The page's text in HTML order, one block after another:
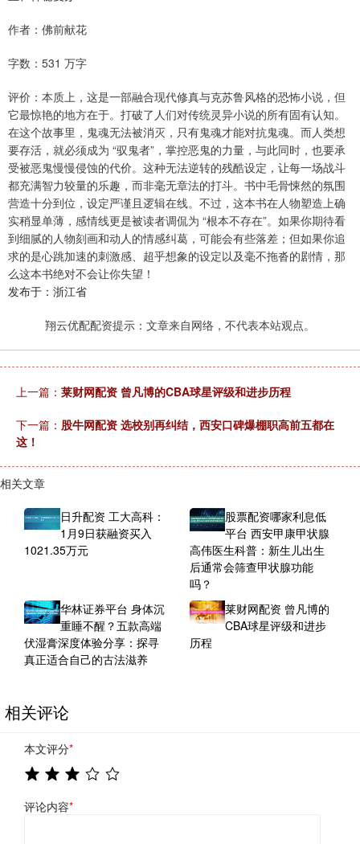
作者：佛前献花
字数：531 万字
评价：本质上，这是一部融合现代修真与克苏鲁风格的恐怖小说，但
它最惊艳的地方在于。打破了人们对传统灵异小说的所有固有认知。
在这个故事里，鬼魂无法被消灭，只有鬼魂才能对抗鬼魂。而人类想
要存活，就必须成为 “驭鬼者”，掌控恶鬼的力量，与此同时，也要承
受被恶鬼慢慢侵蚀的代价。这种无法逆转的残酷设定，让每一场战斗
都充满智力较量的乐趣，而非毫无章法的打斗。书中毛骨悚然的氛围
营造十分到位，设定严谨且逻辑在线。不过，这本书在人物塑造上确
实稍显单薄，感情线更是被读者调侃为 “根本不存在”。如果你期待看
到细腻的人物刻画和动人的情感纠葛，可能会有些落差；但如果你追
求的是心跳加速的刺激感、超乎想象的设定以及毫不拖沓的剧情，那
么这本书绝对不会让你失望！
发布于：浙江省
翔云优配配资提示：文章来自网络，不代表本站观点。
上一篇： 莱财网配资 曾凡博的CBA球星评级和进步历程
下一篇： 股牛网配资 选校别再纠结，西安口碑爆棚职高前五都在
这！
相关文章
日升配资 工大高科：
1月9日获融资买入
1021.35万元
股票配资哪家利息低
平台 西安甲康甲状腺
高伟医生科普：新生儿出生
后通常会筛查甲状腺功能
吗？
华林证券平台 身体沉
重睡不醒？五款高端
伏湿膏深度体验分享：探寻
真正适合自己的古法滋养
莱财网配资 曾凡博的
CBA球星评级和进步
历程
相关评论
本文评分*
评论内容*